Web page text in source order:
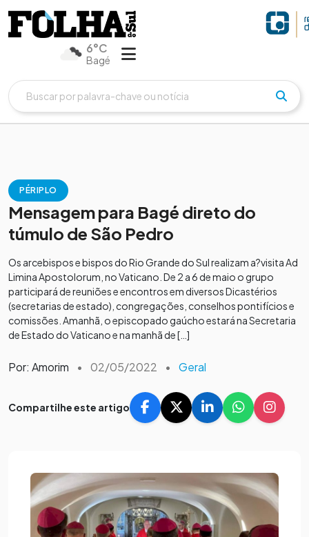
6°C
Bagé
PÉRIPLO
Mensagem para Bagé direto do
túmulo de São Pedro
Os arcebispos e bispos do Rio Grande do Sul realizam a?visita Ad
Limina Apostolorum, no Vaticano. De 2 a 6 de maio o grupo
participará de reuniões e encontros em diversos Dicastérios
(secretarias de estado), congregações, conselhos pontifícios e
comissões. Amanhã, o episcopado gaúcho estará na Secretaria
de Estado do Vaticano e na manhã de […]
Por: Amorim • 02/05/2022 • Geral
Compartilhe este artigo